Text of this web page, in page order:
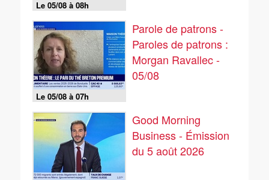
Le 05/08 à 08h
Le 05/08 à 07h
Parole de patrons -
Paroles de patrons :
Morgan Ravallec -
05/08
Good Morning
Business - Émission
du 5 août 2026